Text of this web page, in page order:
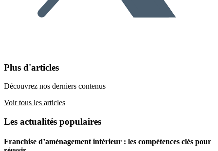
Plus d'articles
Découvrez nos derniers contenus
Voir tous les articles
Les actualités populaires
Franchise d’aménagement intérieur : les compétences clés pour